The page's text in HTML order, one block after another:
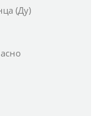
(Ду)